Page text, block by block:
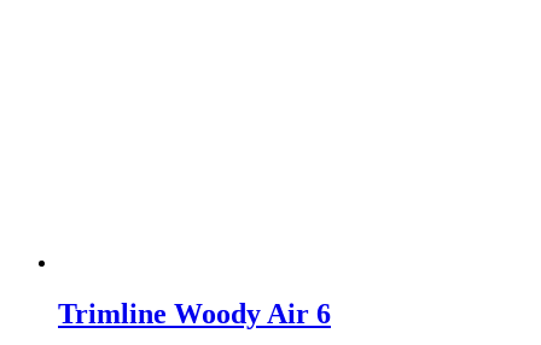
Trimline Woody Air 6